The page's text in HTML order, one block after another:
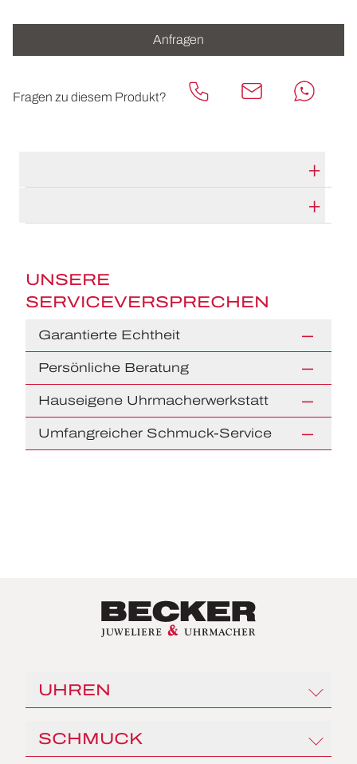
Anfragen
Fragen zu diesem Produkt?
HERSTELLERBESCHREIBUNG
UNSERE
SERVICEVERSPRECHEN
Garantierte Echtheit
Persönliche Beratung
Hauseigene Uhrmacherwerkstatt
Umfangreicher Schmuck-Service
UHREN
SCHMUCK